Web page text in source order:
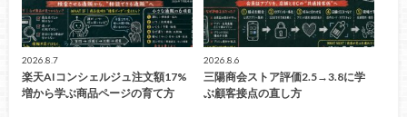
2026.8.7
楽天AIコンシェルジュ注文額17%
増から学ぶ商品ページの育て方
2026.8.6
三陽商会ストア評価2.5→3.8に学
ぶ顧客接点の直し方